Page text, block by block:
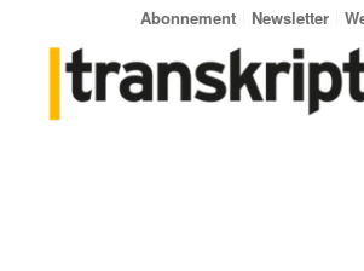
Abonnement Newsletter